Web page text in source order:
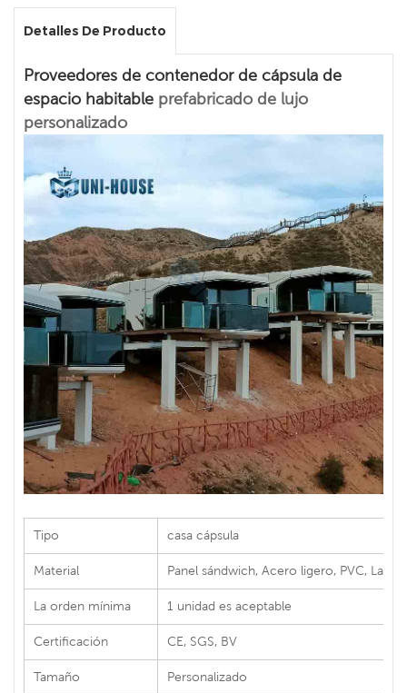
Detalles De Producto
Proveedores de contenedor de cápsula de
espacio habitable prefabricado de lujo
personalizado
Tipo casa cápsula
Material Panel sándwich, Acero ligero, PVC, Lana
La orden mínima 1 unidad es aceptable
Certificación CE, SGS, BV
Tamaño Personalizado